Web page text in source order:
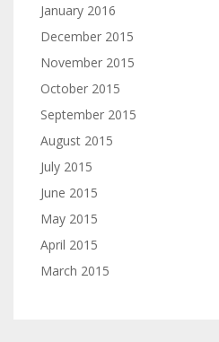
January 2016
December 2015
November 2015
October 2015
September 2015
August 2015
July 2015
June 2015
May 2015
April 2015
March 2015